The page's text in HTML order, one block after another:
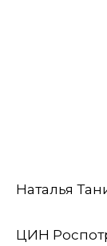
Наталья
ЦИН